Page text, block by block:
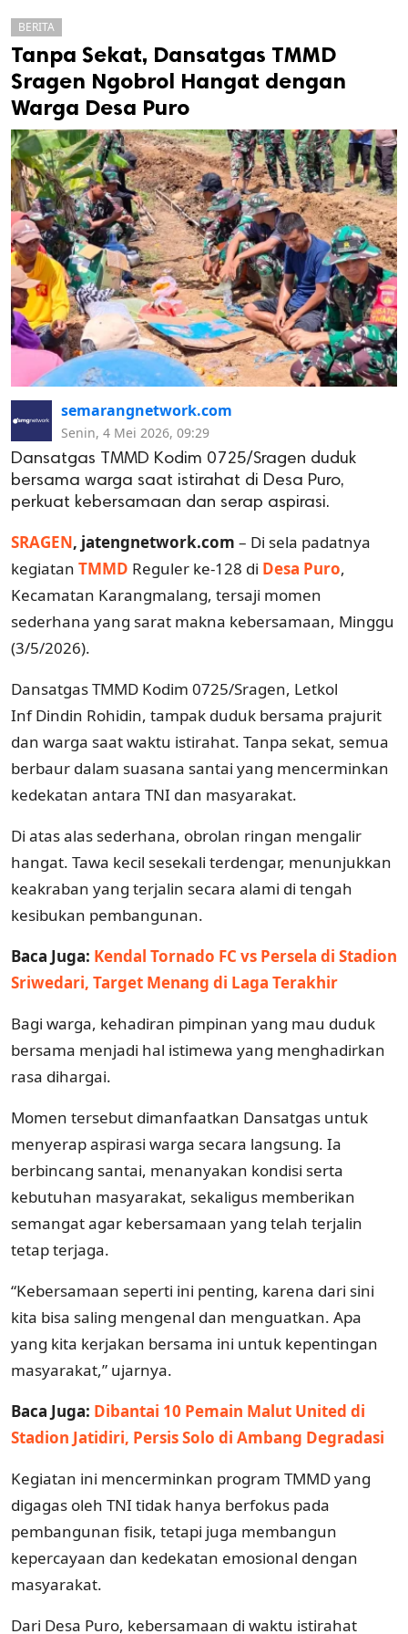
cipta.
BERITA
Tanpa Sekat, Dansatgas TMMD
Sragen Ngobrol Hangat dengan
Warga Desa Puro
semarangnetwork.com
Senin, 4 Mei 2026, 09:29
Dansatgas TMMD Kodim 0725/Sragen duduk
bersama warga saat istirahat di Desa Puro,
perkuat kebersamaan dan serap aspirasi.
SRAGEN, jatengnetwork.com – Di sela padatnya
kegiatan TMMD Reguler ke-128 di Desa Puro,
Kecamatan Karangmalang, tersaji momen
sederhana yang sarat makna kebersamaan, Minggu
(3/5/2026).
Dansatgas TMMD Kodim 0725/Sragen, Letkol
Inf Dindin Rohidin, tampak duduk bersama prajurit
dan warga saat waktu istirahat. Tanpa sekat, semua
berbaur dalam suasana santai yang mencerminkan
kedekatan antara TNI dan masyarakat.
Di atas alas sederhana, obrolan ringan mengalir
hangat. Tawa kecil sesekali terdengar, menunjukkan
keakraban yang terjalin secara alami di tengah
kesibukan pembangunan.
Baca Juga: Kendal Tornado FC vs Persela di Stadion
Sriwedari, Target Menang di Laga Terakhir
Bagi warga, kehadiran pimpinan yang mau duduk
bersama menjadi hal istimewa yang menghadirkan
rasa dihargai.
Momen tersebut dimanfaatkan Dansatgas untuk
menyerap aspirasi warga secara langsung. Ia
berbincang santai, menanyakan kondisi serta
kebutuhan masyarakat, sekaligus memberikan
semangat agar kebersamaan yang telah terjalin
tetap terjaga.
“Kebersamaan seperti ini penting, karena dari sini
kita bisa saling mengenal dan menguatkan. Apa
yang kita kerjakan bersama ini untuk kepentingan
masyarakat,” ujarnya.
Baca Juga: Dibantai 10 Pemain Malut United di
Stadion Jatidiri, Persis Solo di Ambang Degradasi
Kegiatan ini mencerminkan program TMMD yang
digagas oleh TNI tidak hanya berfokus pada
pembangunan fisik, tetapi juga membangun
kepercayaan dan kedekatan emosional dengan
masyarakat.
Dari Desa Puro, kebersamaan di waktu istirahat